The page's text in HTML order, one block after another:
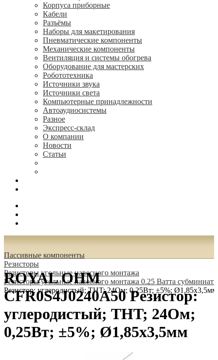
Корпуса приборные
Кабели
Разъёмы
Наборы для макетирования
Пневматические компоненты
Механические компоненты
Вентиляция и системы обогрева
Оборудование для мастерских
Робототехника
Источники звука
Источники света
Компьютерные принадлежности
Автоаудиосистемы
Разное
Экспресс-склад
О компании
Новости
Статьи
Пассивные компоненты
Резисторы
Резисторы угольные навесного монтажа
Резисторы угольные навесного монтажа 0.25 Ватта
Резистор: углеродистый; THT; 24Ом; 0,25Вт; ±5%; Ø1,85x3,5мм
ROYAL OHM
CFR0S4J0240A50 Резистор:
углеродистый; THT; 24Ом;
0,25Вт; ±5%; Ø1,85x3,5мм